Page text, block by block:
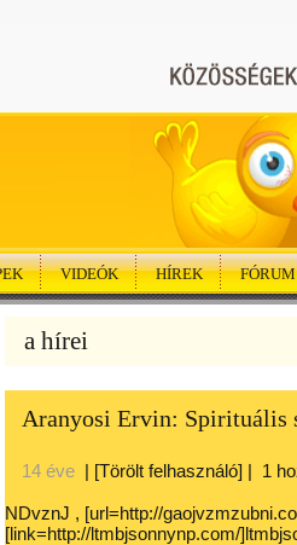
VIDEÓK HÍREK FÓRUM
a hírei
Aranyosi Ervin: Spirituális
14 éve | [Törölt felhasználó] | 1
NDvznJ , [url=http://
[link=http://ltmbjsonnynp.com/